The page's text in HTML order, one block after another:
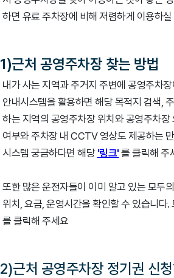
하면 유료 주차장에 비해 저렴하게 이용하
1)근처 공영주차장 찾는 방법
내가 사는 지역과 주거지 주변에 공영주차
안내시스템을 활용하면 해당 목적지 검색,
하는 지역의 공영주차장 위치와 공영주차
여부와 주차장 내 CCTV 영상도 제공하는
시스템 궁금하다면 해당 '링크'를 클릭해 주
또한 많은 운전자들이 이미 알고 있는 모두
위치, 요금, 운영시간을 확인할 수 있습니
를 클릭해 주세요
2)근처 공영주차장 정기권 신